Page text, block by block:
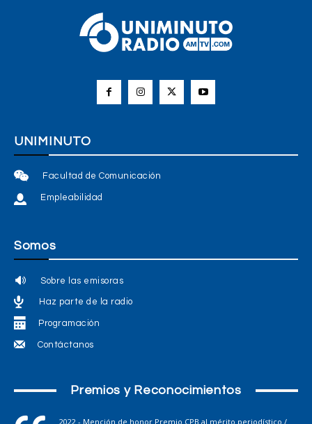
UNIMINUTO
Facultad de Comunicación
Empleabilidad
Somos
Sobre las emisoras
Haz parte de la radio
Programación
Contáctanos
Premios y Reconocimientos
2022 - Mención de honor Premio CPB al mérito periodístico /